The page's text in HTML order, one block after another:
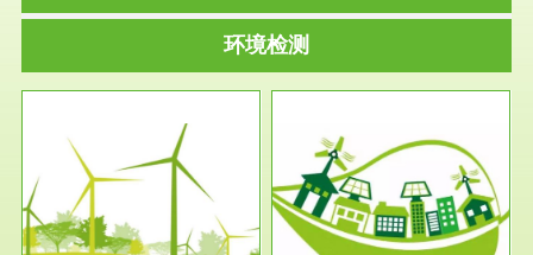
环境检测
服务范围
环保竣工验收